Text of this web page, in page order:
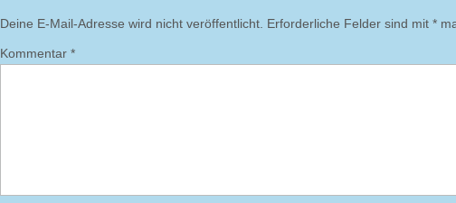
Deine E-Mail-Adresse wird nicht veröffentlicht. Erforderliche Felder sind mit *
Kommentar *